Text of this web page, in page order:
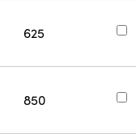
625
850